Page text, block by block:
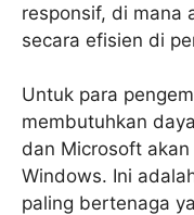
responsif, di mana
secara efisien di
Untuk para
membutuhkan
dan Microsoft
Windows. Ini
paling bertenaga